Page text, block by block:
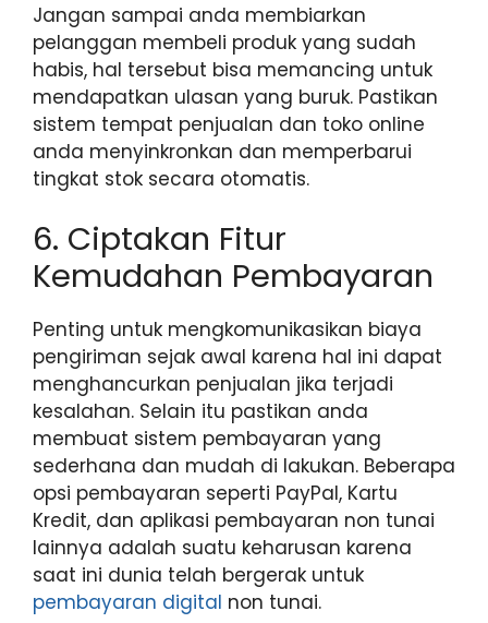
Jangan sampai anda membiarkan
pelanggan membeli produk yang sudah
habis, hal tersebut bisa memancing untuk
mendapatkan ulasan yang buruk. Pastikan
sistem tempat penjualan dan toko online
anda menyinkronkan dan memperbarui
tingkat stok secara otomatis.
6. Ciptakan Fitur
Kemudahan Pembayaran
Penting untuk mengkomunikasikan biaya
pengiriman sejak awal karena hal ini dapat
menghancurkan penjualan jika terjadi
kesalahan. Selain itu pastikan anda
membuat sistem pembayaran yang
sederhana dan mudah di lakukan. Beberapa
opsi pembayaran seperti PayPal, Kartu
Kredit, dan aplikasi pembayaran non tunai
lainnya adalah suatu keharusan karena
saat ini dunia telah bergerak untuk
pembayaran digital non tunai.